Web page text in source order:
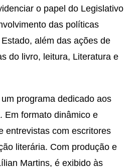
o papel do Legislativo
das políticas
além das ações de
do livro, leitura, Literatura e
programa dedicado aos
Em formato dinâmico e
entrevistas com escritores
literária. Com produção e
Martins, é exibido às